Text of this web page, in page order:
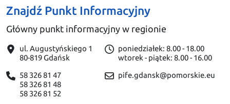
Znajdź Punkt Informacyjny
Główny punkt informacyjny w regionie
ul. Augustyńskiego 1
80-819 Gdańsk
58 326 81 47
58 326 81 48
58 326 81 52
poniedziałek: 8.00 - 18.00
wtorek - piątek: 8.00 - 16.00
pife.gdansk@pomorskie.eu